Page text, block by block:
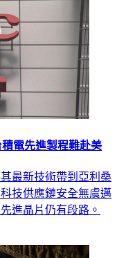
電先進製程難赴美
最新技術帶到亞利桑
技供應鏈安全無虞邁
進晶片仍有段路。